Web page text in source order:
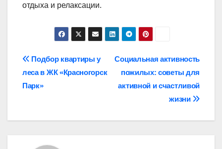
отдыха и релаксации.
Навигация
по
Социальная активность
пожилых: советы для
активной и счастливой
жизни
Подбор квартиры у
леса в ЖК «Красногорск
Парк»